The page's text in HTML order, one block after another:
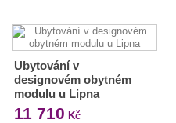
Ubytování v
designovém obytném
modulu u Lipna
11 710 Kč